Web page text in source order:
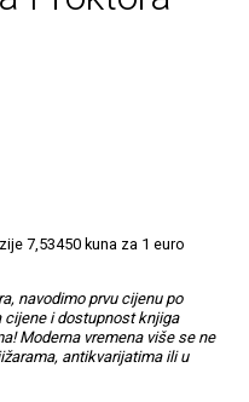
7,53450 kuna za 1 euro
navodimo prvu cijenu po
i dostupnost knjiga
Moderna vremena više se ne
antikvarijatima ili u